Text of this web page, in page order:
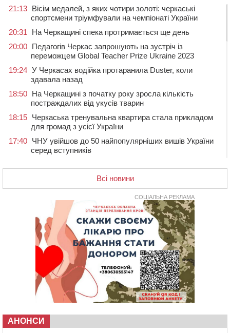
21:13 Вісім медалей, з яких чотири золоті: черкаські
спортсмени тріумфували на чемпіонаті України
20:31
На Черкащині спека протримається ще день
20:00 Педагогів Черкас запрошують на зустріч із
переможцем Global Teacher Prize Ukraine 2023
19:24 У Черкасах водійка протаранила Duster, коли
здавала назад
18:50 На Черкащині з початку року зросла кількість
постраждалих від укусів тварин
18:15 Черкаська тренувальна квартира стала прикладом
для громад з усієї України
17:40 ЧНУ увійшов до 50 найпопулярніших вишів України
серед вступників
контейнерний майданчик
16:32
Без розтину грудної клітки: у Черкасах 75-річній
пацієнтці замінили аортальний клапан
У Черкаському онкоцентрі встановили сонячну
електростанцію за понад пів мільйона гривень
У Київській області прощаються з полеглим на
фронті жителем Монастирищини
У Черкасах містяни через нову скляну зупинку і
вирізані дерева потерпають від спеки: Бондаренко
обіцяє масштабне озеленення
Провокував конфлікт і зачинився в автівці: у ТЦК
чоловіка у Тальному
Всі новини
СОЦІАЛЬНА РЕКЛАМА
АНОНСИ